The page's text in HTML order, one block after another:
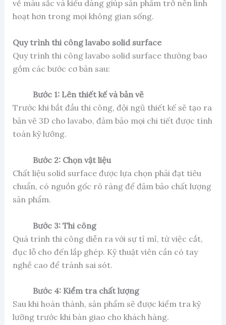
về màu sắc và kiểu dáng giúp sản phẩm trở nên linh
hoạt hơn trong mọi không gian sống.
Quy trình thi công lavabo solid surface
Quy trình thi công lavabo solid surface thường bao
gồm các bước cơ bản sau:
Bước 1: Lên thiết kế và bản vẽ
Trước khi bắt đầu thi công, đội ngũ thiết kế sẽ tạo ra
bản vẽ 3D cho lavabo, đảm bảo mọi chi tiết được tính
toán kỹ lưỡng.
Bước 2: Chọn vật liệu
Chất liệu solid surface được lựa chọn phải đạt tiêu
chuẩn, có nguồn gốc rõ ràng để đảm bảo chất lượng
sản phẩm.
Bước 3: Thi công
Quá trình thi công diễn ra với sự tỉ mỉ, từ việc cắt,
đục lỗ cho đến lắp ghép. Kỹ thuật viên cần có tay
nghề cao để tránh sai sót.
Bước 4: Kiểm tra chất lượng
Sau khi hoàn thành, sản phẩm sẽ được kiểm tra kỹ
lưỡng trước khi bàn giao cho khách hàng.